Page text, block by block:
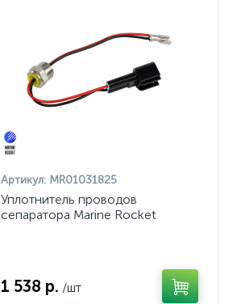
Артикул: MR01031825
Уплотнитель проводов
сепаратора Marine Rocket
1 538 р. /шт